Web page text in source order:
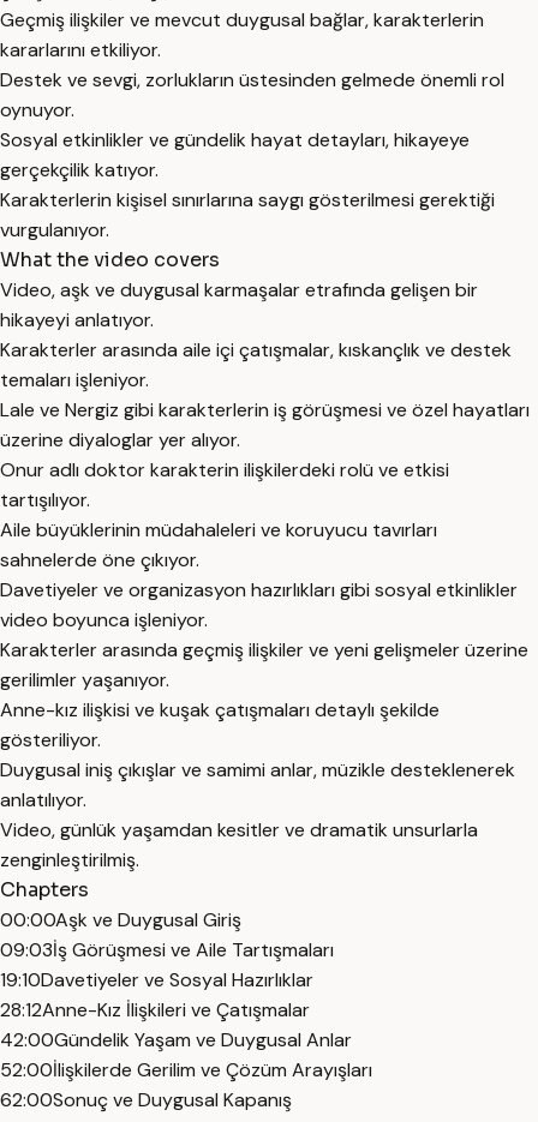
Geçmiş ilişkiler ve mevcut duygusal bağlar, karakterlerin
kararlarını etkiliyor.
Destek ve sevgi, zorlukların üstesinden gelmede önemli rol
oynuyor.
Sosyal etkinlikler ve gündelik hayat detayları, hikayeye
gerçekçilik katıyor.
Karakterlerin kişisel sınırlarına saygı gösterilmesi gerektiği
vurgulanıyor.
What the video covers
Video, aşk ve duygusal karmaşalar etrafında gelişen bir
hikayeyi anlatıyor.
Karakterler arasında aile içi çatışmalar, kıskançlık ve destek
temaları işleniyor.
Lale ve Nergiz gibi karakterlerin iş görüşmesi ve özel hayatları
üzerine diyaloglar yer alıyor.
Onur adlı doktor karakterin ilişkilerdeki rolü ve etkisi
tartışılıyor.
Aile büyüklerinin müdahaleleri ve koruyucu tavırları
sahnelerde öne çıkıyor.
Davetiyeler ve organizasyon hazırlıkları gibi sosyal etkinlikler
video boyunca işleniyor.
Karakterler arasında geçmiş ilişkiler ve yeni gelişmeler üzerine
gerilimler yaşanıyor.
Anne-kız ilişkisi ve kuşak çatışmaları detaylı şekilde
gösteriliyor.
Duygusal iniş çıkışlar ve samimi anlar, müzikle desteklenerek
anlatılıyor.
Video, günlük yaşamdan kesitler ve dramatik unsurlarla
zenginleştirilmiş.
Chapters
00:00Aşk ve Duygusal Giriş
09:03İş Görüşmesi ve Aile Tartışmaları
19:10Davetiyeler ve Sosyal Hazırlıklar
28:12Anne-Kız İlişkileri ve Çatışmalar
42:00Gündelik Yaşam ve Duygusal Anlar
52:00İlişkilerde Gerilim ve Çözüm Arayışları
62:00Sonuç ve Duygusal Kapanış